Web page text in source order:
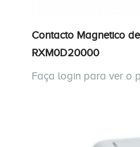
Contacto Magnetico
RXM0D20000
Faça login para ver o